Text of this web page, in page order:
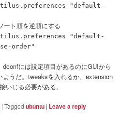
"default-
ート順を逆順にする
"default-
order"
には設定項目があるのにGUIから
ようだ。tweaksを入れるか、extension
いじる必要がある。
|Tagged ubuntu | Leave a reply